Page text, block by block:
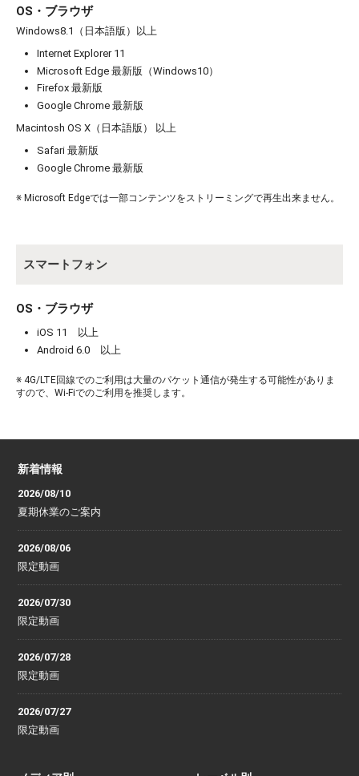
お買い物を続ける
OS・ブラウザ
Windows8.1（日本語版）以上
Internet Explorer 11
Microsoft Edge 最新版（Windows10）
Firefox 最新版
Google Chrome 最新版
Macintosh OS X（日本語版） 以上
Safari 最新版
Google Chrome 最新版
※ Microsoft Edgeでは一部コンテンツをストリーミングで再生出来ません。
スマートフォン
OS・ブラウザ
iOS 11 以上
Android 6.0 以上
※ 4G/LTE回線でのご利用は大量のパケット通信が発生する可能性がありま
すので、Wi-Fiでのご利用を推奨します。
新着情報
2026/08/10
夏期休業のご案内
2026/08/06
限定動画
2026/07/30
限定動画
2026/07/28
限定動画
2026/07/27
限定動画